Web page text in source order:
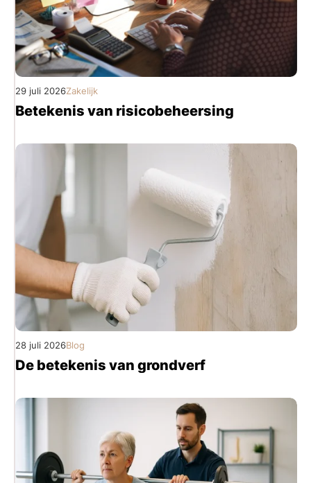
29 juli 2026Zakelijk
Betekenis van risicobeheersing
28 juli 2026Blog
De betekenis van grondverf